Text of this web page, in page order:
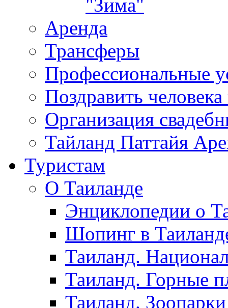
"Зима"
Аренда
Трансферы
Профессиональные
Поздравить
Организация
Тайланд Паттайя
Туристам
О Таиланде
Энциклопедии о
Шопинг в
Таиланд.
Таиланд. Горные
Таиланд.